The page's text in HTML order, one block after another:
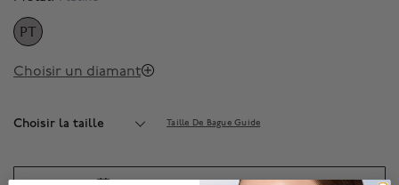
PTSELECTED
Choisir un diamant
Choisir la taille Taille De Bague Guide